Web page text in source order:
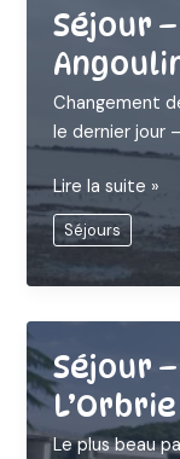
2
Juillet
2025
Séjour
Changement
le dernier jour
Séjour
–
Vendée
Angoulins
Lire la suite »
Séjours
Séjour
L’Orbrie
Le plus beau